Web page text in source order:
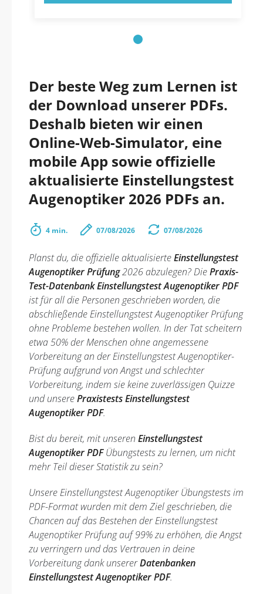
Der beste Weg zum Lernen ist
der Download unserer PDFs.
Deshalb bieten wir einen
Online-Web-Simulator, eine
mobile App sowie offizielle
aktualisierte Einstellungstest
Augenoptiker 2026 PDFs an.
4 min. 07/08/2026 07/08/2026
Planst du, die offizielle aktualisierteEinstellungstest
Augenoptiker Prüfung2026 abzulegen? DiePraxis-
Test-Datenbank Einstellungstest Augenoptiker PDF
ist für all die Personen geschrieben worden, die
abschließende Einstellungstest Augenoptiker Prüfung
ohne Probleme bestehen wollen. In der Tat scheitern
etwa 50% der Menschen ohne angemessene
Vorbereitung an der Einstellungstest Augenoptiker-
Prüfung aufgrund von Angst und schlechter
Vorbereitung, indem sie keine zuverlässigen Quizze
und unserePraxistests Einstellungstest
Augenoptiker PDF.
Bist du bereit, mit unseren Einstellungstest
Augenoptiker PDFÜbungstests zu lernen, um nicht
mehr Teil dieser Statistik zu sein?
Unsere Einstellungstest Augenoptiker Übungstests im
PDF-Format wurden mit dem Ziel geschrieben, die
Chancen auf das Bestehen der Einstellungstest
Augenoptiker Prüfung auf 99% zu erhöhen, die Angst
zu verringern und das Vertrauen in deine
Vorbereitung dank unsererDatenbanken
Einstellungstest Augenoptiker PDF.